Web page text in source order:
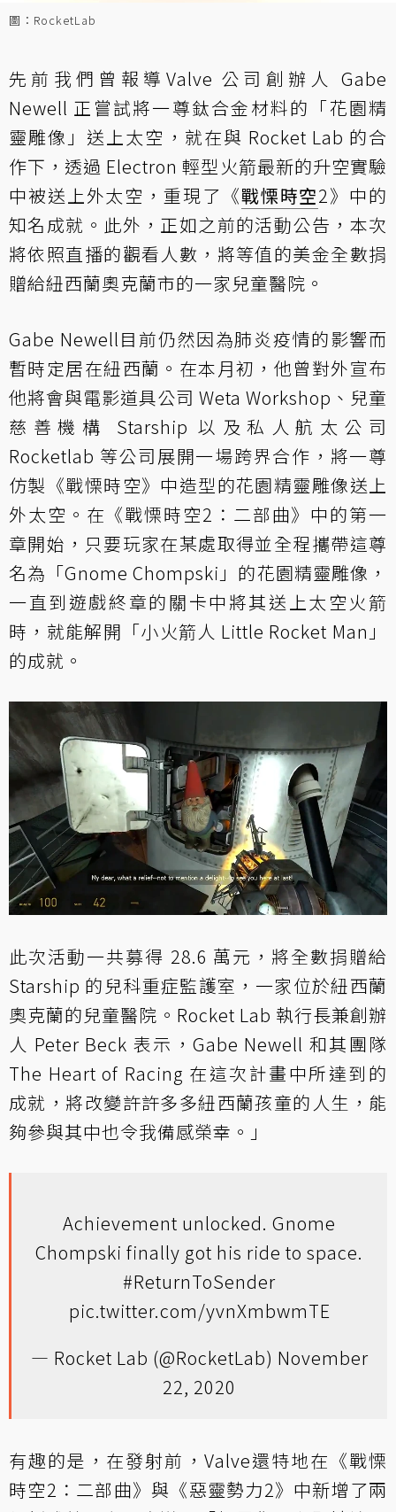
圖：RocketLab
先前我們 曾報導 Valve 公司創辦人 Gabe
Newell 正嘗試將一尊鈦合金材料的「花園精
靈雕像」送上太空，就在與 Rocket Lab 的合
作下，透過 Electron 輕型火箭最新的升空實驗
中被送上外太空，重現了《戰慄時空2》中的
知名成就。此外，正如之前的活動公告，本次
將依照直播的觀看人數，將等值的美金全數捐
贈給紐西蘭奧克蘭市的一家兒童醫院。
Gabe Newell目前仍然因為肺炎疫情的影響而
暫時定居在紐西蘭。在本月初，他曾對外宣布
他將會與電影道具公司 Weta Workshop、兒童
慈善機構 Starship 以及私人航太公司
Rocketlab 等公司展開一場跨界合作，將一尊
仿製《戰慄時空》中造型的花園精靈雕像送上
外太空。在《戰慄時空2：二部曲》中的第一
章開始，只要玩家在某處取得並全程攜帶這尊
名為「Gnome Chompski」的花園精靈雕像，
一直到遊戲終章的關卡中將其送上太空火箭
時，就能解開「小火箭人 Little Rocket Man」
的成就。
此次活動一共募得 28.6 萬元，將全數捐贈給
Starship 的兒科重症監護室，一家位於紐西蘭
奧克蘭的兒童醫院。Rocket Lab 執行長兼創辦
人 Peter Beck 表示，Gabe Newell 和其團隊
The Heart of Racing 在這次計畫中所達到的
成就，將改變許許多多紐西蘭孩童的人生，能
夠參與其中也令我備感榮幸。」
Achievement unlocked. Gnome
Chompski finally got his ride to space.
#ReturnToSender
pic.twitter.com/yvnXmbwmTE
— Rocket Lab (@RocketLab) November
22, 2020
有趣的是，在發射前，Valve還特地在《戰慄
時空2：二部曲》與《惡靈勢力2》中新增了兩